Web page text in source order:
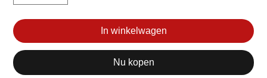
In winkelwagen
Nu kopen